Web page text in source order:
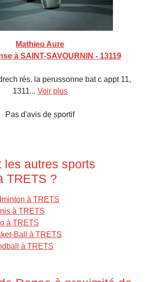
Mathieu Aure
à SAINT-SAVOURNIN - 13119
rés. la perussonne bat c appt 11,
1311... Voir plus
Pas d'avis de sportif
les autres sports
TRETS ?
à TRETS
à TRETS
à TRETS
Ball à TRETS
à TRETS